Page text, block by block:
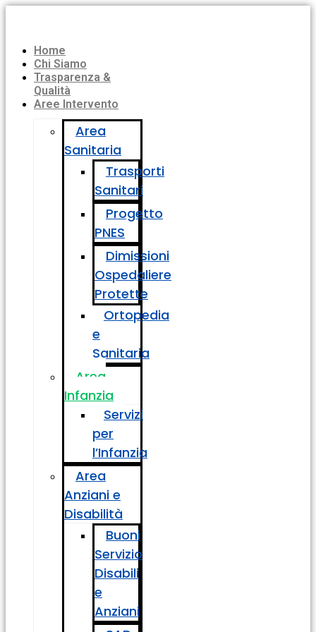
Home
Chi Siamo
Trasparenza &
Qualità
Aree Intervento
Area
Sanitaria
Trasporti
Sanitari
Progetto
PNES
Dimissioni
Ospedaliere
Protette
Ortopedia
e
Sanitaria
Area
Infanzia
Servizi
per
l’Infanzia
Area
Anziani e
Disabilità
Buoni
Servizio
Disabili
e
Anziani